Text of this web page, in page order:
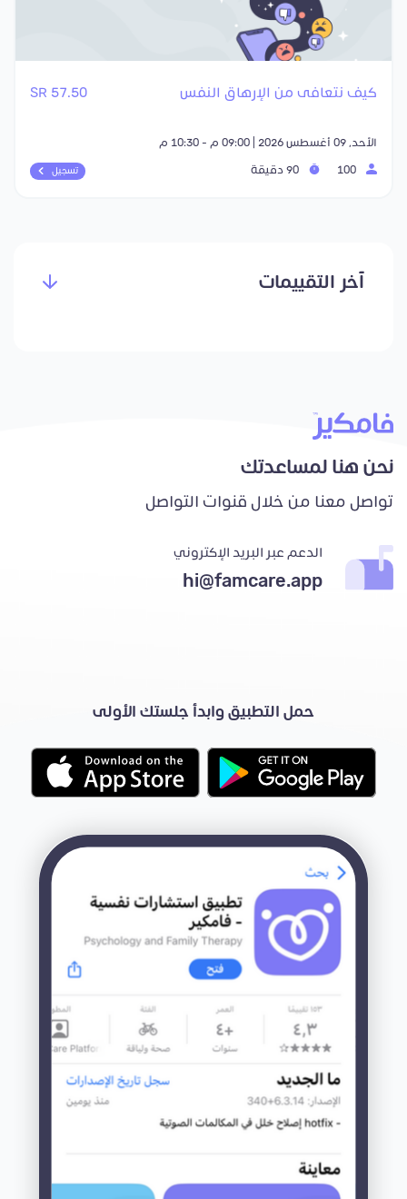
كيف نتعافى من الإرهاق النفس 57.50 SR
الأحد, 09 أغسطس 2026 | 09:00 م - 10:30 م
تسجيل
آخر التقييمات
نحن هنا لمساعدتك
تواصل معنا من خلال قنوات التواصل
الدعم عبر البريد الإكتروني
hi@famcare.app
حمل التطبيق وابدأ جلستك الأولى